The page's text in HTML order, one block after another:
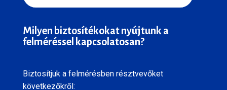
Milyen biztosítékokat nyújtunk a
felméréssel kapcsolatosan?
Biztosítjuk a felmérésben résztvevőket
következőkről: